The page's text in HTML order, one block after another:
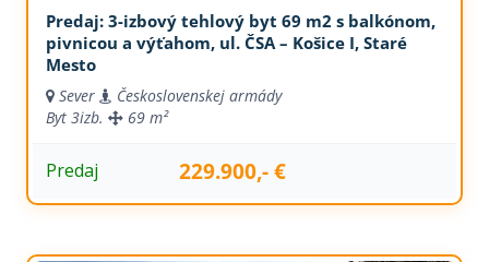
Predaj: 3-izbový tehlový byt 69 m2 s balkónom,
pivnicou a výťahom, ul. ČSA – Košice I, Staré
Mesto
Sever
Československej armády
Byt 3izb. 69 m²
Predaj 229.900,- €